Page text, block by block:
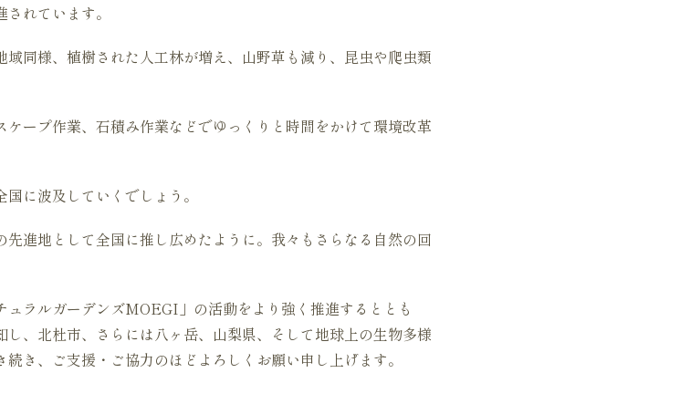
れています。
同様、植樹された人工林が増え、山野草も減り、昆虫や爬虫類
ープ作業、石積み作業などでゆっくりと時間をかけて環境改革
に波及していくでしょう。
進地として全国に推し広めたように。我々もさらなる自然の回
ラルガーデンズMOEGI」の活動をより強く推進するととも
、北杜市、さらには八ヶ岳、山梨県、そして地球上の生物多様
き、ご支援・ご協力のほどよろしくお願い申し上げます。